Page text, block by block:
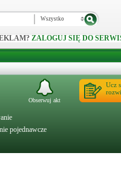
Wszystko
ZALOGUJ SIĘ DO
pojednawcze
Ucz
Obserwuj akt